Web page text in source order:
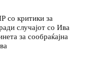
со критики за
случајот со Ива
за сообраќајна